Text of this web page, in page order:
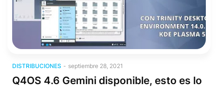
DISTRIBUCIONES - septiembre 28, 2021
Q4OS 4.6 Gemini disponible, esto es lo